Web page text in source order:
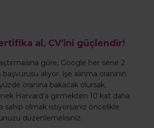
al, CV'ini güçlendir!
göre, Google her sene 2
alıyor. İşe alınma oranının
oranına bakacak olursak,
Harvard’a girmekten 10 kat daha
sahip olmak istiyorsanız öncelikle
düzenlemelisiniz.